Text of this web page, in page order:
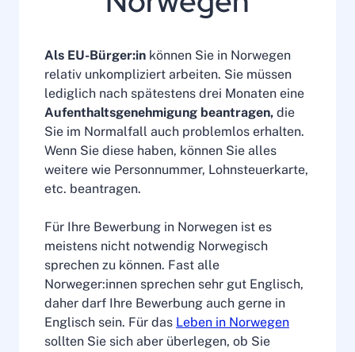
Als EU-Bürger:in können Sie in Norwegen
relativ unkompliziert arbeiten. Sie müssen
lediglich nach spätestens drei Monaten eine
Aufenthaltsgenehmigung beantragen, die
Sie im Normalfall auch problemlos erhalten.
Wenn Sie diese haben, können Sie alles
weitere wie Personnummer, Lohnsteuerkarte,
etc. beantragen.
Für Ihre Bewerbung in Norwegen ist es
meistens nicht notwendig Norwegisch
sprechen zu können. Fast alle
Norweger:innen sprechen sehr gut Englisch,
daher darf Ihre Bewerbung auch gerne in
Englisch sein. Für das Leben in Norwegen
sollten Sie sich aber überlegen, ob Sie